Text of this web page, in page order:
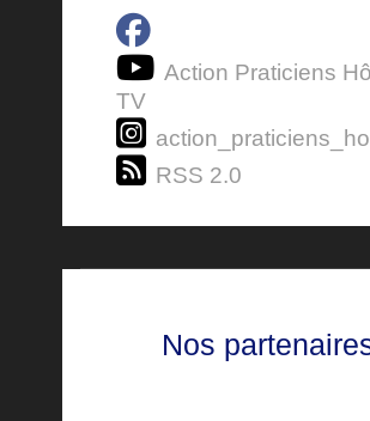
Action Praticiens
TV
RSS 2.0
Nos